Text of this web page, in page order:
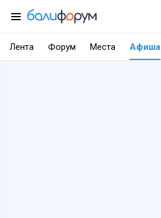
Лента Форум Места Афиша